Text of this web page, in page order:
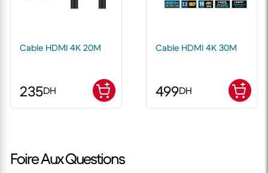
Cable HDMI 4K 20M
235DH
Cable HDMI 4K 30M
499DH
Foire Aux Questions